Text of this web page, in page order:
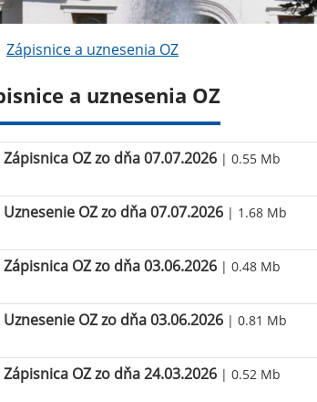
Zápisnice a uznesenia OZ
a uznesenia OZ
Zápisnica OZ zo dňa 07.07.2026 | 0.55 Mb
Uznesenie OZ zo dňa 07.07.2026 | 1.68 Mb
Zápisnica OZ zo dňa 03.06.2026 | 0.48 Mb
Uznesenie OZ zo dňa 03.06.2026 | 0.81 Mb
Zápisnica OZ zo dňa 24.03.2026 | 0.52 Mb